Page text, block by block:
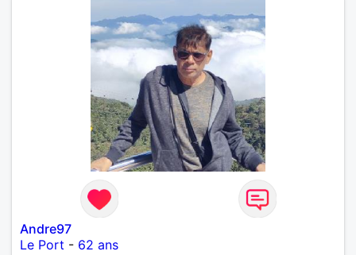
Andre97
Le Port - 62 ans